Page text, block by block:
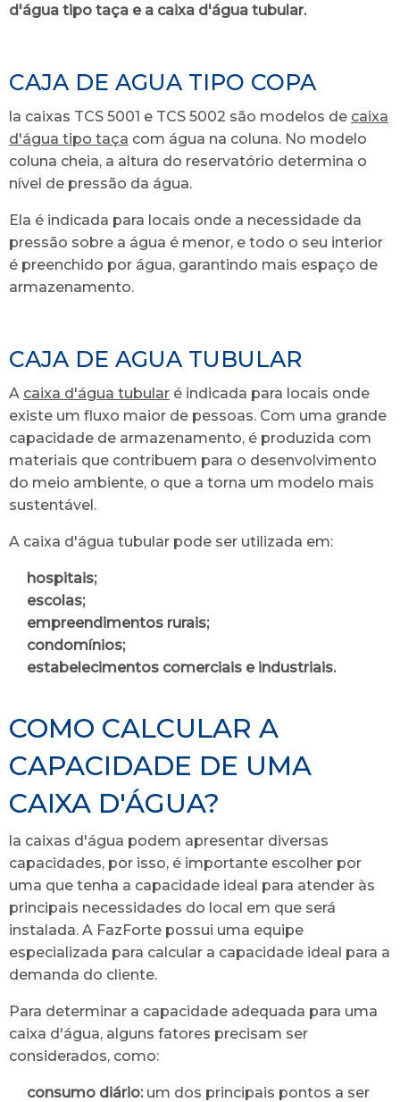
d'água tipo taça e a caixa d'água tubular.
CAJA DE AGUA TIPO COPA
la caixas TCS 5001 e TCS 5002 são modelos de caixa
d'água tipo taça com água na coluna. No modelo
coluna cheia, a altura do reservatório determina o
nível de pressão da água.
Ela é indicada para locais onde a necessidade da
pressão sobre a água é menor, e todo o seu interior
é preenchido por água, garantindo mais espaço de
armazenamento.
CAJA DE AGUA TUBULAR
A caixa d'água tubular é indicada para locais onde
existe um fluxo maior de pessoas. Com uma grande
capacidade de armazenamento, é produzida com
materiais que contribuem para o desenvolvimento
do meio ambiente, o que a torna um modelo mais
sustentável.
A caixa d'água tubular pode ser utilizada em:
hospitais;
escolas;
empreendimentos rurais;
condomínios;
estabelecimentos comerciais e industriais.
COMO CALCULAR A
CAPACIDADE DE UMA
CAIXA D'ÁGUA?
la caixas d'água podem apresentar diversas
capacidades, por isso, é importante escolher por
uma que tenha a capacidade ideal para atender às
principais necessidades do local em que será
instalada. A FazForte possui uma equipe
especializada para calcular a capacidade ideal para a
demanda do cliente.
Para determinar a capacidade adequada para uma
caixa d'água, alguns fatores precisam ser
considerados, como:
consumo diário:um dos principais pontos a ser